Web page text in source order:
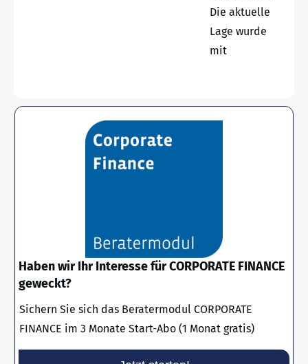
Die aktuelle
Lage wurde
mit
Haben wir Ihr Interesse für CORPORATE FINANCE
geweckt?
Sichern Sie sich das Beratermodul CORPORATE
FINANCE im 3 Monate Start-Abo (1 Monat gratis)